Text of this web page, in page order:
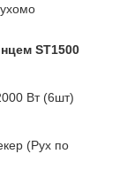
ST1500
Вт (6шт)
(Рух по